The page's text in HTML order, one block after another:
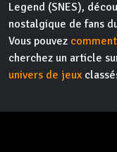
Legend (SNES),
nostalgique de fans
Vous pouvez
cherchez un article
univers de jeux